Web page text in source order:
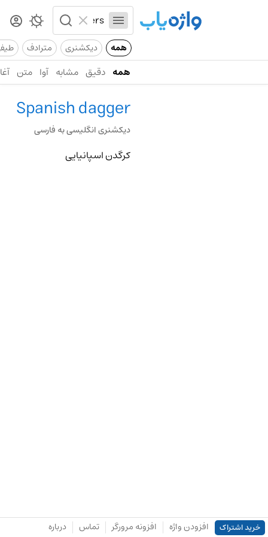
همه دیکشنری مترادف
همه دقیق مشابه آوا متن
Spanish dagger
دیکشنری انگلیسی به فارسی
کرگدن اسپانیایی
خرید اشتراک افزودن واژه افزونه مرورگر تماس درباره